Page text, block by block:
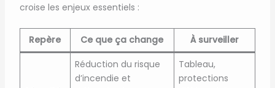
croise les enjeux essentiels :
Repère Ce que ça change À surveiller
Réduction du risque
d’incendie et
Tableau,
protections